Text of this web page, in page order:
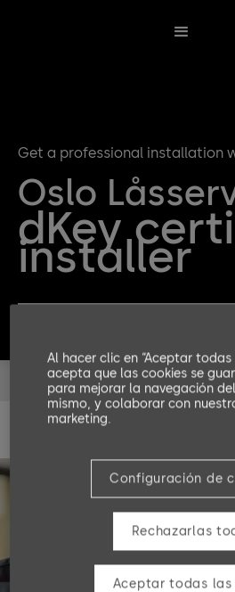
Get a professional installation
Oslo
dKey
installer
Al hacer clic en “Aceptar todas
acepta que las cookies se
para mejorar la navegación
mismo, y colaborar con
marketing.
Configuración de
Rechazarlas
Aceptar todas las